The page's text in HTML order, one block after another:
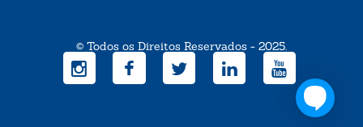
© Todos os Direitos Reservados - 2025.